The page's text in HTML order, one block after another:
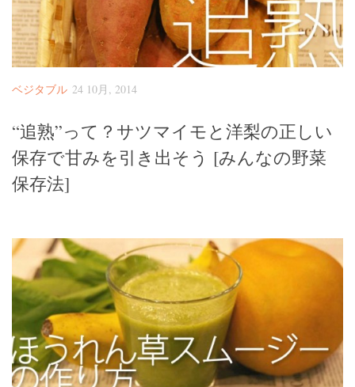
ベジタブル 24 10月, 2014
“追熟”って？サツマイモと洋梨の正しい
保存で甘みを引き出そう [みんなの野菜
保存法]